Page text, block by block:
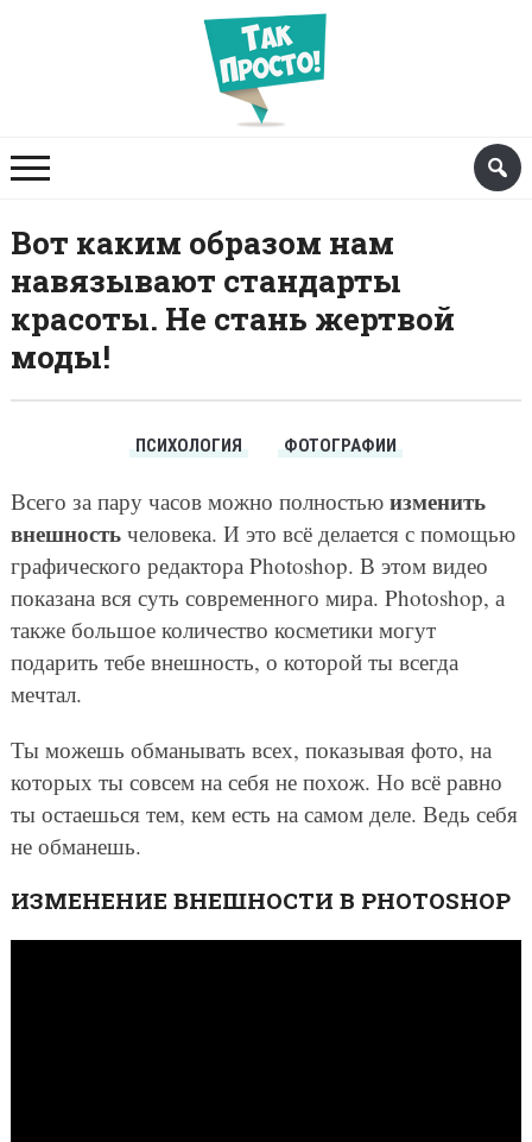
Вот каким образом нам
навязывают стандарты
красоты. Не стань жертвой
моды!
ПСИХОЛОГИЯ ФОТОГРАФИИ
Всего за пару часов можно полностью изменить
внешностьчеловека. И это всё делается с помощью
графического редактора Photoshop. В этом видео
показана вся суть современного мира. Photoshop, а
также большое количество косметики могут
подарить тебе внешность, о которой ты всегда
мечтал.
Ты можешь обманывать всех, показывая фото, на
которых ты совсем на себя не похож. Но всё равно
ты остаешься тем, кем есть на самом деле. Ведь себя
не обманешь.
ИЗМЕНЕНИЕ ВНЕШНОСТИ В PHOTOSHOP